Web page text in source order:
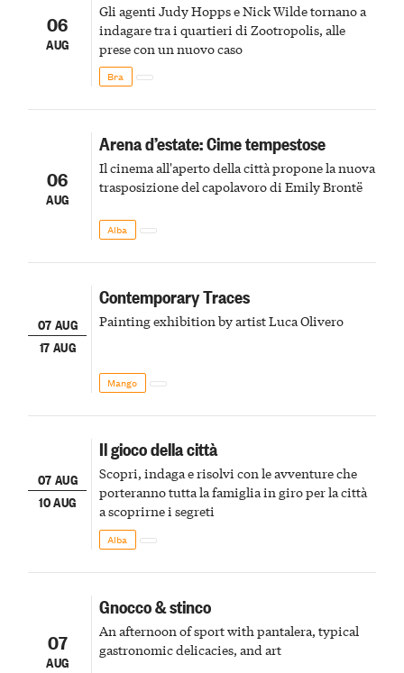
06
AUG
Gli agenti Judy Hopps e Nick Wilde tornano a
indagare tra i quartieri di Zootropolis, alle
prese con un nuovo caso
Bra
06
AUG
Arena d’estate: Cime tempestose
Il cinema all'aperto della città propone la nuova
trasposizione del capolavoro di Emily Brontë
Alba
07 AUG
17 AUG
Contemporary Traces
Painting exhibition by artist Luca Olivero
Mango
07 AUG
10 AUG
Il gioco della città
Scopri, indaga e risolvi con le avventure che
porteranno tutta la famiglia in giro per la città
a scoprirne i segreti
Alba
07
AUG
Gnocco & stinco
An afternoon of sport with pantalera, typical
gastronomic delicacies, and art